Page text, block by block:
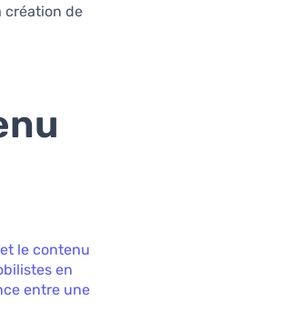
création de
le contenu
en
entre une